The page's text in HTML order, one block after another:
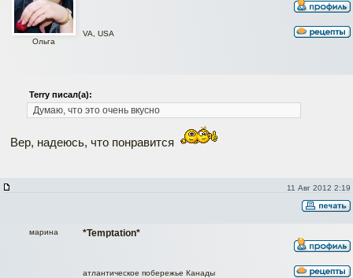
Ольга
VA, USA
Terry писал(а):
Думаю, что это очень вкусно
Вер, надеюсь, что понравится
11 Авг 2012 2:19
*Temptation*
марина
атлантическое побережье Канады